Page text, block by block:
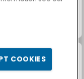
COOKIES